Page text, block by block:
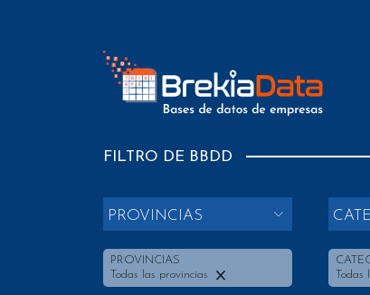
FILTRO DE BBDD
PROVINCIAS
PROVINCIAS
Todas las provincias